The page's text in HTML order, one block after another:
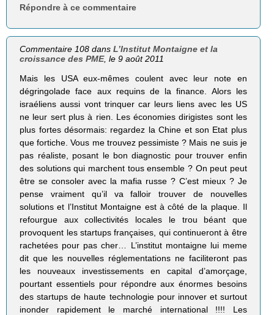
Répondre à ce commentaire
Commentaire 108 dansL’Institut Montaigne et la
croissance des PME, le 9 août 2011
Mais les USA eux-mêmes coulent avec leur note en
dégringolade face aux requins de la finance. Alors les
israéliens aussi vont trinquer car leurs liens avec les US
ne leur sert plus à rien. Les économies dirigistes sont les
plus fortes désormais: regardez la Chine et son Etat plus
que fortiche. Vous me trouvez pessimiste ? Mais ne suis je
pas réaliste, posant le bon diagnostic pour trouver enfin
des solutions qui marchent tous ensemble ? On peut peut
être se consoler avec la mafia russe ? C’est mieux ? Je
pense vraiment qu’il va falloir trouver de nouvelles
solutions et l’Institut Montaigne est à côté de la plaque. Il
refourgue aux collectivités locales le trou béant que
provoquent les startups françaises, qui continueront à être
rachetées pour pas cher… L’institut montaigne lui meme
dit que les nouvelles réglementations ne faciliteront pas
les nouveaux investissements en capital d’amorçage,
pourtant essentiels pour répondre aux énormes besoins
des startups de haute technologie pour innover et surtout
inonder rapidement le marché international !!!! Les